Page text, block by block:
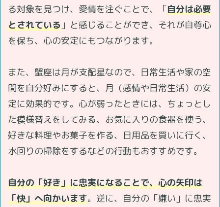
る対象を見つけ、愛情を注ぐことで、「自分は必要
とされている 」と感じることができ、それが自尊心
を保ち、心の安定にもつながります。
また、蟹座は月が支配星なので、日常生活や家の空
間を自分好みにすると、月（感情や日常生活）の安
定に効果的です。心が弱ったときには、ちょっとし
た模様替えをしてみる、お気に入りの食器を使う、
好きな料理やお菓子を作る、日用品を買いに行く、
水回りの掃除をするなどの行動もおすすめです。
自分の「好き」に忠実になることで、心の矢印は
「快」へ向かいます。逆に、自分の「嫌い」に忠実